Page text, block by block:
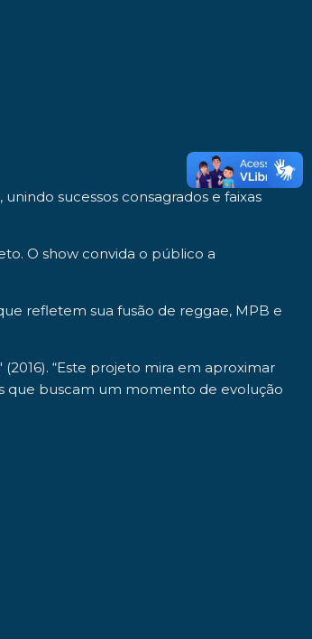
sucessos consagrados e faixas
O show convida o público a
refletem sua fusão de reggae, MPB e
“Este projeto mira em aproximar
que buscam um momento de evolução